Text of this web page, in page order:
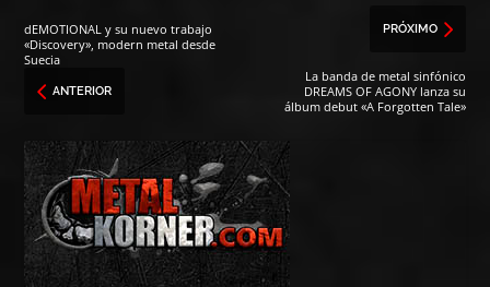
dEMOTIONAL y su nuevo trabajo
«Discovery», modern metal desde
Suecia
ANTERIOR
PRÓXIMO
La banda de metal sinfónico
DREAMS OF AGONY lanza su
álbum debut «A Forgotten Tale»